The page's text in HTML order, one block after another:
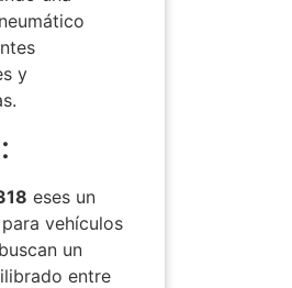
y
eses un
vehículos
un
entre